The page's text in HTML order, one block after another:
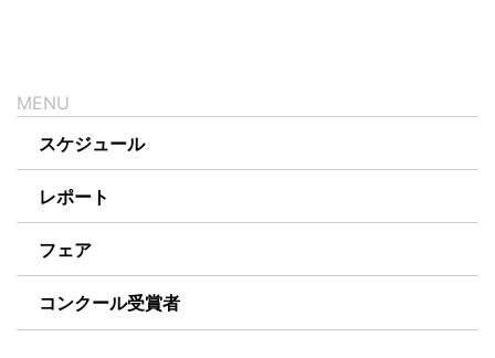
スケジュール
レポート
フェア
コンクール受賞者